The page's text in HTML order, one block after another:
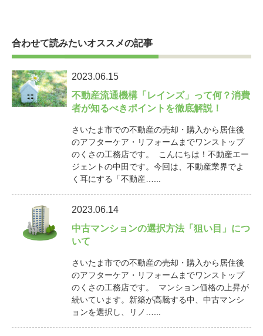
合わせて読みたいオススメの記事
2023.06.15
不動産流通機構「レインズ」って何？消費
者が知るべきポイントを徹底解説！
さいたま市での不動産の売却・購入から居住後
のアフターケア・リフォームまでワンストップ
のくさの工務店です。 こんにちは！不動産エー
ジェントの中田です。今回は、不動産業界でよ
く耳にする「不動産…...
2023.06.14
中古マンションの選択方法「狙い目」につ
いて
さいたま市での不動産の売却・購入から居住後
のアフターケア・リフォームまでワンストップ
のくさの工務店です。 マンション価格の上昇が
続いています。新築が高騰する中、中古マンシ
ョンを選択し、リノ…...